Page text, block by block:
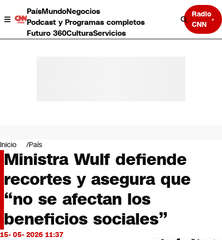
PaísMundoNegocios
Podcast y Programas completos
Futuro 360CulturaServicios
Radio
CNN
Negocios
Deportes
Programas completos
Cultura
Servicios
Bits
CNN tiempo
Futuro 360
Inicio País
Ministra Wulf defiende
recortes y asegura que
“no se afectan los
beneficios sociales”
15- 05- 2026 11:37